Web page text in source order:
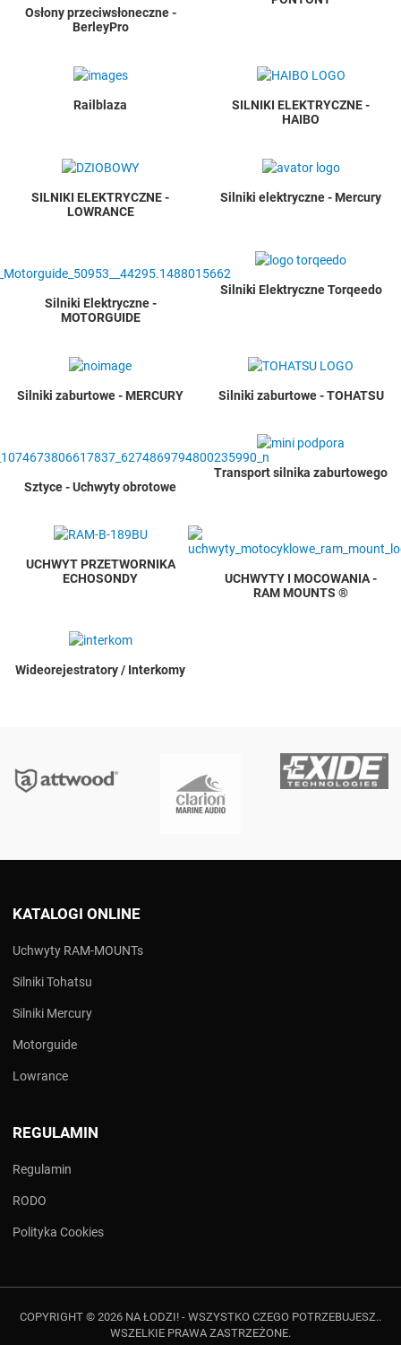
Osłony przeciwsłoneczne -
BerleyPro
Railblaza
SILNIKI ELEKTRYCZNE -
HAIBO
SILNIKI ELEKTRYCZNE -
LOWRANCE
Silniki elektryczne - Mercury
Silniki Elektryczne -
MOTORGUIDE
Silniki Elektryczne Torqeedo
Silniki zaburtowe - MERCURY Silniki zaburtowe - TOHATSU
Sztyce - Uchwyty obrotowe
Transport silnika zaburtowego
UCHWYT PRZETWORNIKA
ECHOSONDY
UCHWYTY I MOCOWANIA -
RAM MOUNTS ®
Wideorejestratory / Interkomy
KATALOGI ONLINE
Uchwyty RAM-MOUNTs
Silniki Tohatsu
Silniki Mercury
Motorguide
Lowrance
REGULAMIN
Regulamin
RODO
Polityka Cookies
COPYRIGHT © 2026 NA ŁODZI! - WSZYSTKO CZEGO POTRZEBUJESZ..
WSZELKIE PRAWA ZASTRZEŻONE.